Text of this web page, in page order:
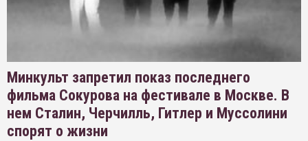
Минкульт запретил показ последнего
фильма Сокурова на фестивале в Москве. В
нем Сталин, Черчилль, Гитлер и Муссолини
спорят о жизни